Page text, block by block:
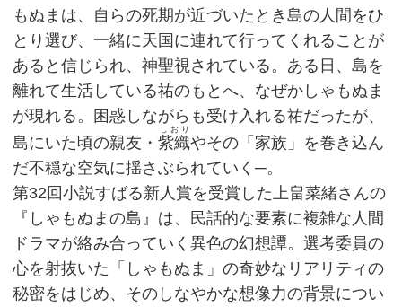
もぬまは、自らの死期が近づいたとき島の人間をひ
とり選び、一緒に天国に連れて行ってくれることが
あると信じられ、神聖視されている。ある日、島を
離れて生活している祐のもとへ、なぜかしゃもぬま
が現れる。困惑しながらも受け入れる祐だったが、
島にいた頃の親友・ 紫織
しおり
やその「家族」を巻き込ん
だ不穏な空気に揺さぶられていく─。
第32回小説すばる新人賞を受賞した上畠菜緒さんの
『しゃもぬまの島』は、民話的な要素に複雑な人間
ドラマが絡み合っていく異色の幻想譚。選考委員の
心を射抜いた「しゃもぬま」の奇妙なリアリティの
秘密をはじめ、そのしなやかな想像力の背景につい